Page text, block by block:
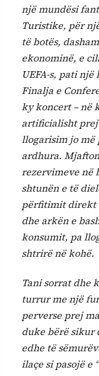
një mundësi
Turistike, për
të botës,
ekonominë, e
UEFA-s, pati
Finalja e
ky koncert – në
artificialisht prej
llogarisim jo më
ardhura.
rezervimeve në
shtunën e të
përfitimit direkt
dhe arkën e
konsumit, pa
shtrirë në kohë.
Tani sorrat dhe
turrur me një
perverse prej
duke bërë sikur
edhe të
ilaçe si pasojë e